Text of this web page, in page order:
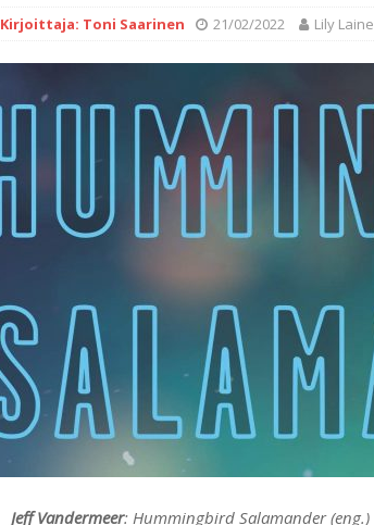
Kirjoittaja: Toni Saarinen 21/02/2022 Lily Laine
Jeff Vandermeer: Hummingbird Salamander (eng.)